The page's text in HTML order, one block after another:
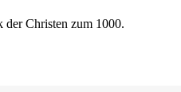
der Christen zum 1000.